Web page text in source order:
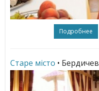
Подробнее
Старе мiсто • Бердичев